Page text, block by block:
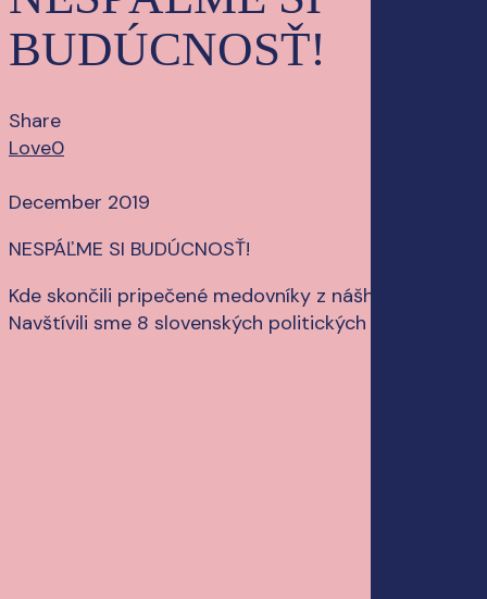
BUDÚCNOSŤ!
Share
Love0
December 2019
NESPÁĽME SI BUDÚCNOSŤ!
Kde skončili pripečené medovníky z nášho videa?
Navštívili sme 8 slovenských politických strán.